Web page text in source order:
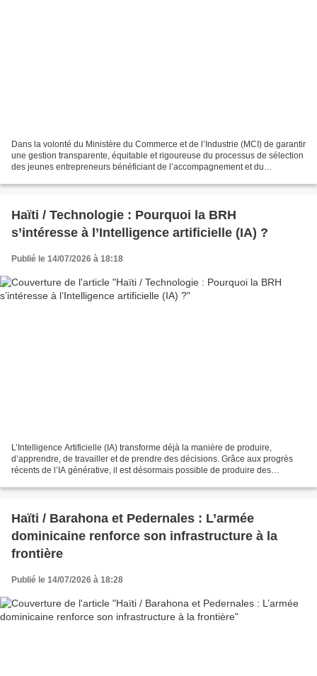
Dans la volonté du Ministère du Commerce et de l’Industrie (MCI) de garantir
une gestion transparente, équitable et rigoureuse du processus de sélection
des jeunes entrepreneurs bénéficiant de l’accompagnement et du
Haïti / Technologie : Pourquoi la BRH
s’intéresse à l’Intelligence artificielle (IA) ?
Publié le 14/07/2026 à 18:18
L’Intelligence Artificielle (IA) transforme déjà la manière de produire,
d’apprendre, de travailler et de prendre des décisions. Grâce aux progrès
récents de l’IA générative, il est désormais possible de produire des
Haïti / Barahona et Pedernales : L’armée
dominicaine renforce son infrastructure à la
frontière
Publié le 14/07/2026 à 18:28